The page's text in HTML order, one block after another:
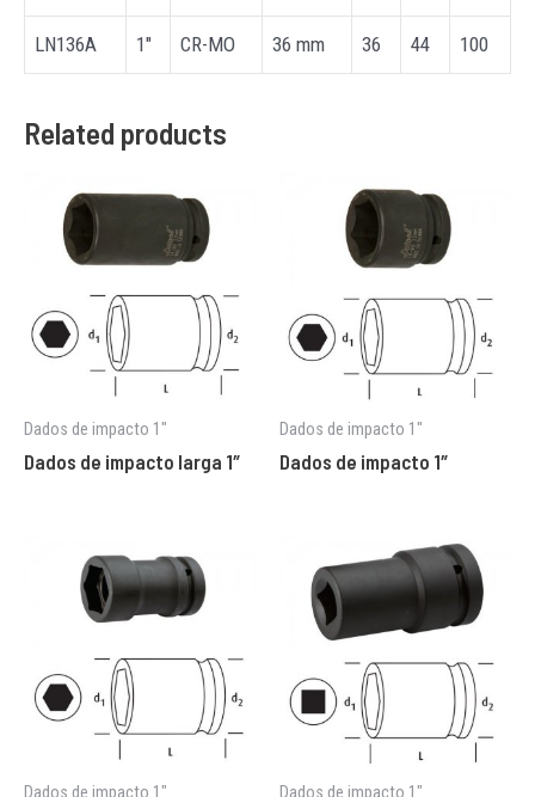
LN136A 1″ CR-MO 36 mm 36 44 100
Related products
Dados de impacto 1"
Dados de impacto larga 1″
Dados de impacto 1"
Dados de impacto 1″
Dados de impacto 1" Dados de impacto 1"